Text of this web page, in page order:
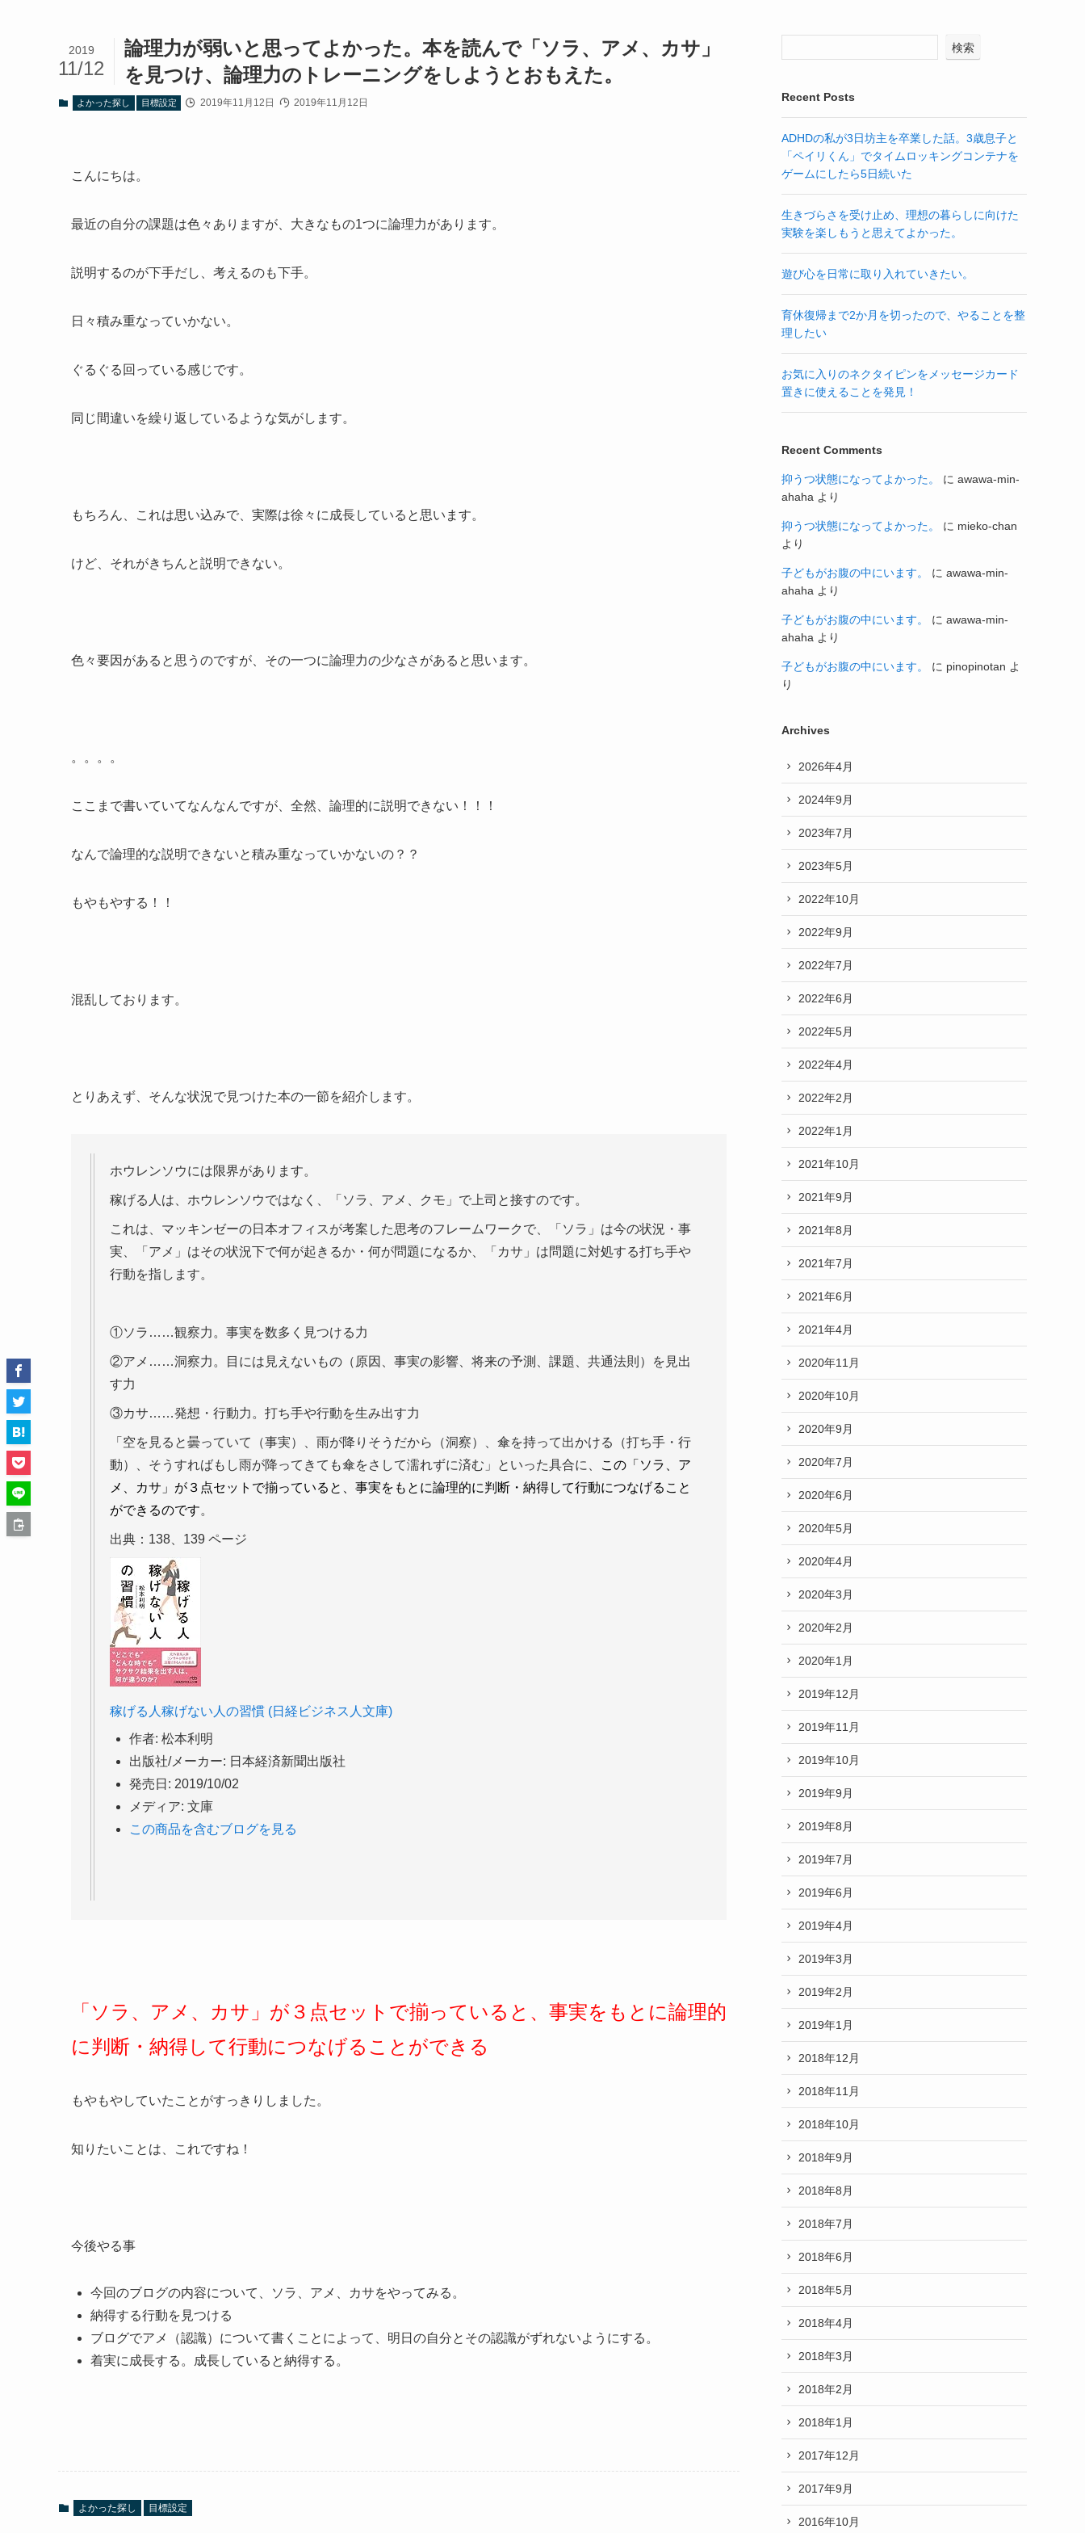
論理力が弱いと思ってよかった。本を読んで「ソラ、アメ、カサ」
を見つけ、論理力のトレーニングをしようとおもえた。
2019
11/12
よかった探し 目標設定 2019年11月12日 2019年11月12日
こんにちは。
最近の自分の課題は色々ありますが、大きなもの1つに論理力があります。
説明するのが下手だし、考えるのも下手。
日々積み重なっていかない。
ぐるぐる回っている感じです。
同じ間違いを繰り返しているような気がします。
もちろん、これは思い込みで、実際は徐々に成長していると思います。
けど、それがきちんと説明できない。
色々要因があると思うのですが、その一つに論理力の少なさがあると思います。
。。。。
ここまで書いていてなんなんですが、全然、論理的に説明できない！！！
なんで論理的な説明できないと積み重なっていかないの？？
もやもやする！！
混乱しております。
とりあえず、そんな状況で見つけた本の一節を紹介します。
ホウレンソウには限界があります。
稼げる人は、ホウレンソウではなく、「ソラ、アメ、クモ」で上司と接すのです。
これは、マッキンゼーの日本オフィスが考案した思考のフレームワークで、「ソラ」は今の状況・事
実、「アメ」はその状況下で何が起きるか・何が問題になるか、「カサ」は問題に対処する打ち手や
行動を指します。
①ソラ……観察力。事実を数多く見つける力
②アメ……洞察力。目には見えないもの（原因、事実の影響、将来の予測、課題、共通法則）を見出
す力
③カサ……発想・行動力。打ち手や行動を生み出す力
「空を見ると曇っていて（事実）、雨が降りそうだから（洞察）、傘を持って出かける（打ち手・行
動）、そうすればもし雨が降ってきても傘をさして濡れずに済む」といった具合に、
この「ソラ、ア
メ、カサ」が３点セットで揃っていると、事実をもとに論理的に判断・納得して行動につなげること
ができるのです。
出典：138、139 ページ
稼げる人稼げない人の習慣 (日経ビジネス人文庫)
作者: 松本利明
出版社/メーカー: 日本経済新聞出版社
発売日: 2019/10/02
メディア: 文庫
この商品を含むブログを見る
「ソラ、アメ、カサ」が３点セットで揃っていると、事実をもとに論理的
に判断・納得して行動につなげることができる
もやもやしていたことがすっきりしました。
知りたいことは、これですね！
今後やる事
今回のブログの内容について、ソラ、アメ、カサをやってみる。
納得する行動を見つける
ブログでアメ（認識）について書くことによって、明日の自分とその認識がずれないようにする。
着実に成長する。成長していると納得する。
よかった探し 目標設定
検索
Recent Posts
ADHDの私が3日坊主を卒業した話。3歳息子と
「ペイリくん」でタイムロッキングコンテナを
ゲームにしたら5日続いた
生きづらさを受け止め、理想の暮らしに向けた
実験を楽しもうと思えてよかった。
遊び心を日常に取り入れていきたい。
育休復帰まで2か月を切ったので、やることを整
理したい
お気に入りのネクタイピンをメッセージカード
置きに使えることを発見！
Recent Comments
抑うつ状態になってよかった。 に awawa-min-
ahaha より
抑うつ状態になってよかった。 に mieko-chan
より
子どもがお腹の中にいます。 に awawa-min-
ahaha より
子どもがお腹の中にいます。 に awawa-min-
ahaha より
子どもがお腹の中にいます。 に pinopinotan よ
り
Archives
2026年4月
2024年9月
2023年7月
2023年5月
2022年10月
2022年9月
2022年7月
2022年6月
2022年5月
2022年4月
2022年2月
2022年1月
2021年10月
2021年9月
2021年8月
2021年7月
2021年6月
2021年4月
2020年11月
2020年10月
2020年9月
2020年7月
2020年6月
2020年5月
2020年4月
2020年3月
2020年2月
2020年1月
2019年12月
2019年11月
2019年10月
2019年9月
2019年8月
2019年7月
2019年6月
2019年4月
2019年3月
2019年2月
2019年1月
2018年12月
2018年11月
2018年10月
2018年9月
2018年8月
2018年7月
2018年6月
2018年5月
2018年4月
2018年3月
2018年2月
2018年1月
2017年12月
2017年9月
2016年10月